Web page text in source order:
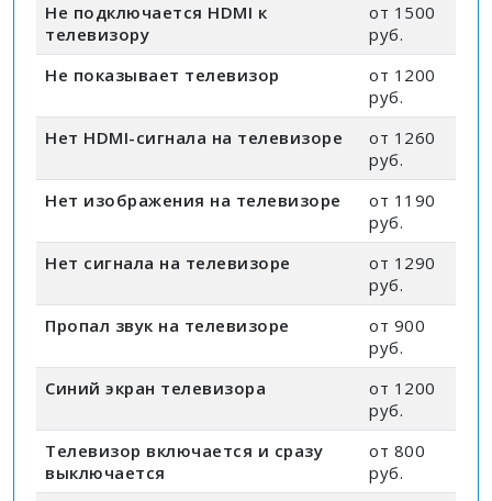
Не подключается HDMI к
телевизору
от 1500
руб.
Не показывает телевизор
от 1200
руб.
Нет HDMI-сигнала на телевизоре
от 1260
руб.
Нет изображения на телевизоре
от 1190
руб.
Нет сигнала на телевизоре
от 1290
руб.
Пропал звук на телевизоре
от 900
руб.
Синий экран телевизора
от 1200
руб.
Телевизор включается и сразу
выключается
от 800
руб.